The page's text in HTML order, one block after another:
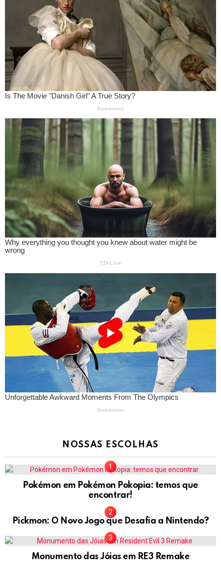
NOSSAS ESCOLHAS
Pokémon em Pokémon Pokopia: temos que
encontrar!
Pickmon: O Novo Jogo que Desafia a Nintendo?
Monumento das Jóias em RE3 Remake